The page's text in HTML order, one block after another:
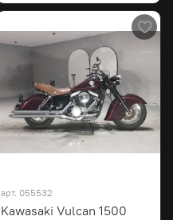
арт. 055532
Kawasaki Vulcan 1500